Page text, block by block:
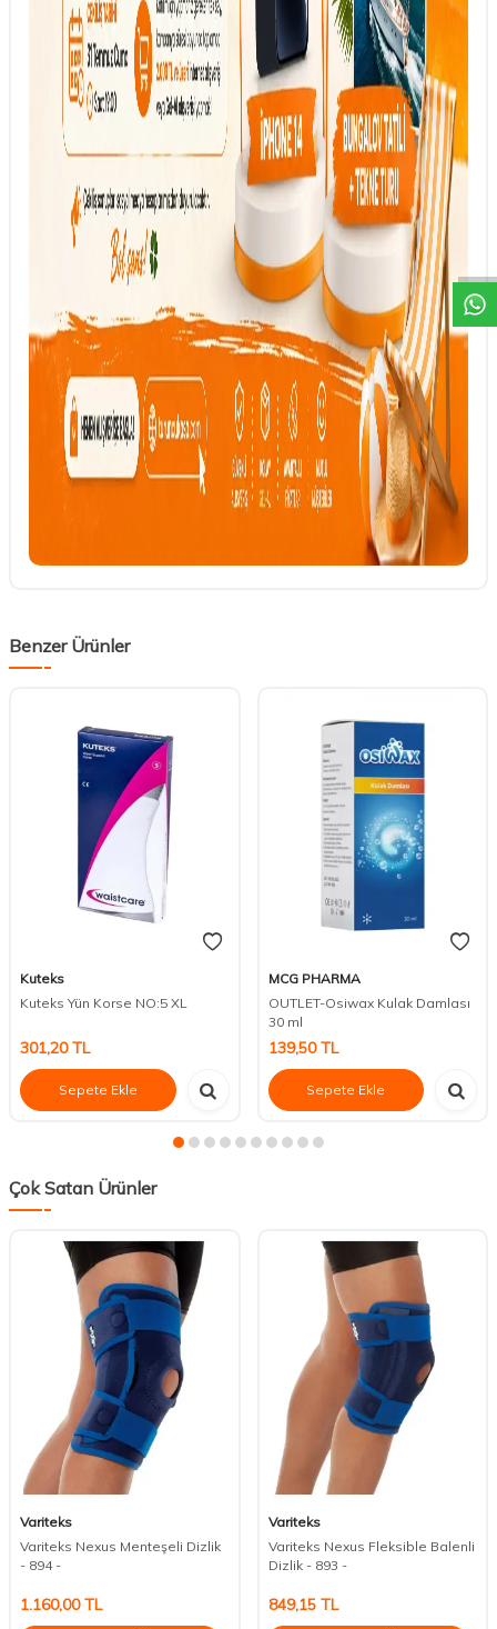
Benzer Ürünler
Kuteks
Kuteks Yün Korse NO:5 XL
301,20TL
Sepete Ekle
MCG PHARMA
OUTLET-Osiwax Kulak Damlası
30 ml
139,50TL
Sepete Ekle
Çok Satan Ürünler
Variteks
Variteks Nexus Menteşeli Dizlik
- 894 -
1.160,00TL
Variteks
Variteks Nexus Fleksible Balenli
Dizlik - 893 -
849,15TL